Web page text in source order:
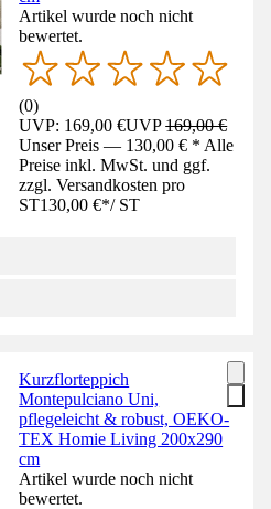
Artikel wurde noch nicht
bewertet.
(0)
UVP: 169,00 €UVP169,00 €
Unser Preis — 130,00 € * Alle
Preise inkl. MwSt. und ggf.
zzgl. Versandkosten pro
ST130,00 €*/ ST
Kurzflorteppich
Montepulciano Uni,
pflegeleicht & robust, OEKO-
TEX Homie Living 200x290
cm
Artikel wurde noch nicht
bewertet.